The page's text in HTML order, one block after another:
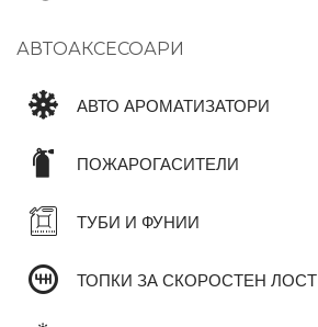
АВТОАКСЕСОАРИ
АВТО АРОМАТИЗАТОРИ
ПОЖАРОГАСИТЕЛИ
ТУБИ И ФУНИИ
ТОПКИ ЗА СКОРОСТЕН ЛОСТ